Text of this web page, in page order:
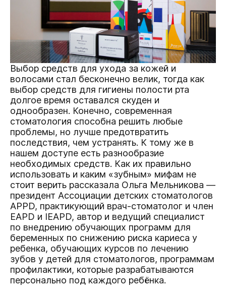
Выбор средств для ухода за кожей и
волосами стал бесконечно велик, тогда как
выбор средств для гигиены полости рта
долгое время оставался скуден и
однообразен. Конечно, современная
стоматология способна решить любые
проблемы, но лучше предотвратить
последствия, чем устранять. К тому же в
нашем доступе есть разнообразие
необходимых средств. Как их правильно
использовать и каким «зубным» мифам не
стоит верить рассказала Ольга Мельникова —
президент Ассоциации детских стоматологов
APPD, практикующий врач-стоматолог и член
EAPD и IEAPD, автор и ведущий специалист
по внедрению обучающих программ для
беременных по снижению риска кариеса у
ребенка, обучающих курсов по лечению
зубов у детей для стоматологов, программам
профилактики, которые разрабатываются
персонально под каждого ребёнка.